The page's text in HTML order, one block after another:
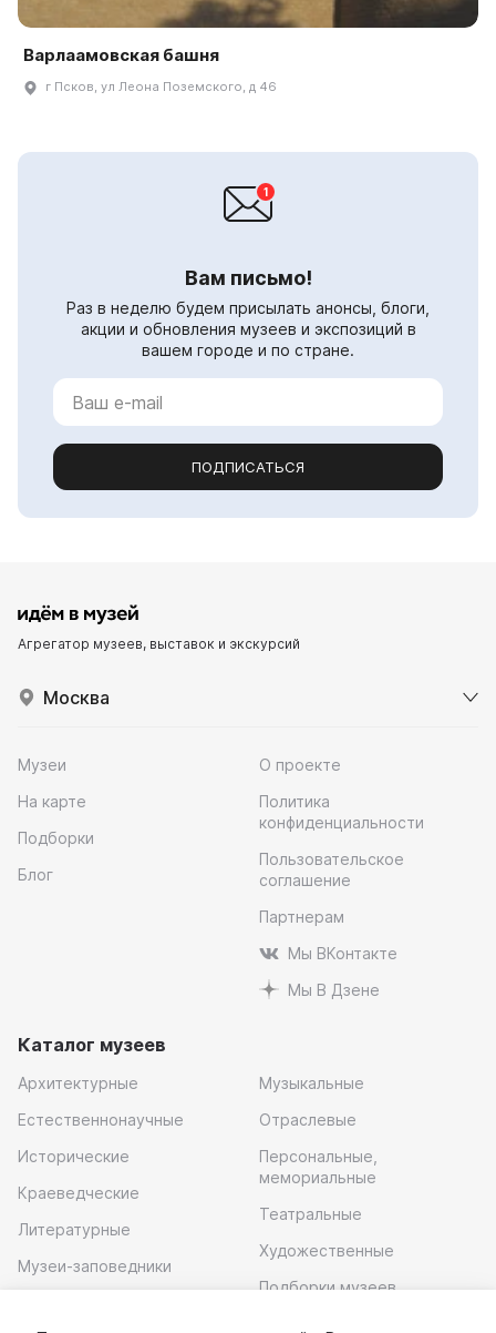
Варлаамовская башня
г Псков, ул Леона Поземского, д 46
Вам письмо!
Раз в неделю будем присылать анонсы, блоги,
акции и обновления музеев и экспозиций в
вашем городе и по стране.
ПОДПИСАТЬСЯ
Агрегатор музеев, выставок и экскурсий
Москва
Музеи
На карте
Подборки
Блог
О проекте
Политика
конфиденциальности
Пользовательское
соглашение
Партнерам
Мы ВКонтакте
Мы В Дзене
Каталог музеев
Архитектурные
Естественнонаучные
Исторические
Краеведческие
Литературные
Музеи-заповедники
Музыкальные
Отраслевые
Персональные,
мемориальные
Театральные
Художественные
Подборки музеев